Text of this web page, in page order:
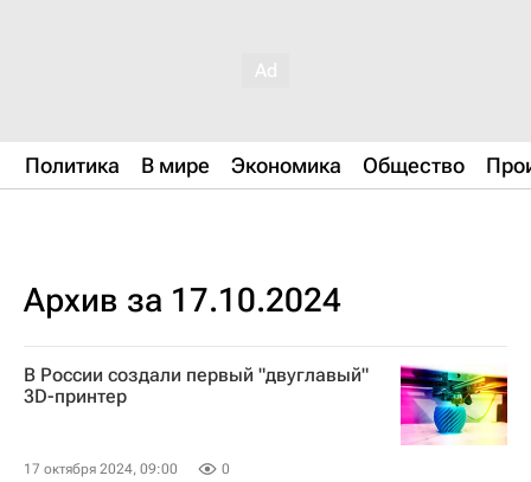
Политика В мире Экономика Общество
Архив за 17.10.2024
В России создали первый "двуглавый"
3D-принтер
17 октября 2024, 09:00 0